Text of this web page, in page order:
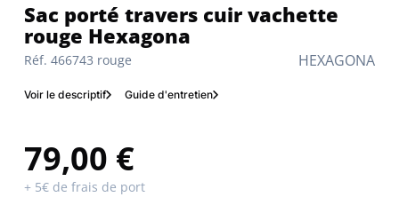
HEXAGONA
Réf. 466743 rouge
Sac porté travers cuir vachette
rouge Hexagona
Voir le descriptif Guide d'entretien
79,00 €
+ 5€ de frais de port